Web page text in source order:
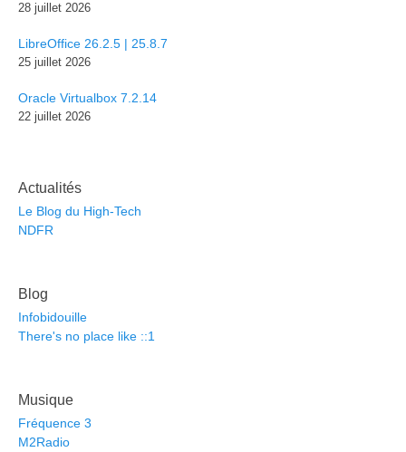
28 juillet 2026
LibreOffice 26.2.5 | 25.8.7
25 juillet 2026
Oracle Virtualbox 7.2.14
22 juillet 2026
Actualités
Le Blog du High-Tech
NDFR
Blog
Infobidouille
There's no place like ::1
Musique
Fréquence 3
M2Radio